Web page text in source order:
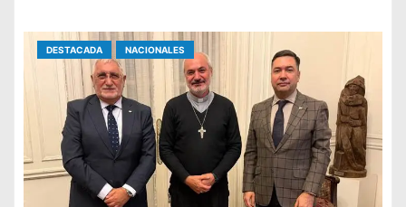
DESTACADA NACIONALES